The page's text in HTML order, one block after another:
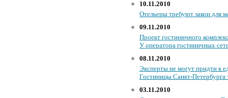
10.11.2010
Отельеры требуют закон для
09.11.2010
Проект гостиничного
У оператора гостиничных
08.11.2010
Эксперты не могут придти к
Гостиницы Санкт-Петербурга
03.11.2010